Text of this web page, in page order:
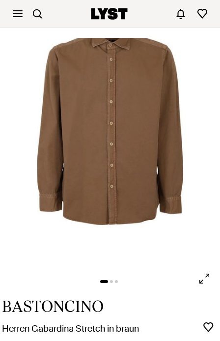
BASTONCINO
Herren Gabardina Stretch in braun